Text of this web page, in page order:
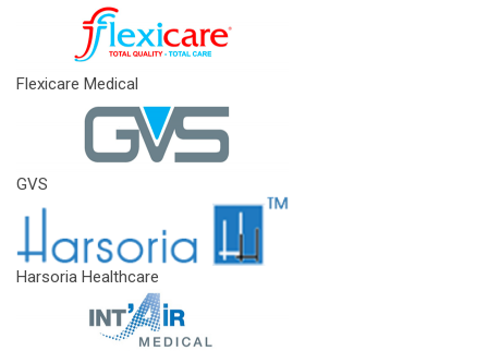
Flexicare Medical
GVS
Harsoria Healthcare